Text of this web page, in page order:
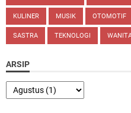
KULINER MUSIK OTOMOTIF
SASTRA TEKNOLOGI
ARSIP